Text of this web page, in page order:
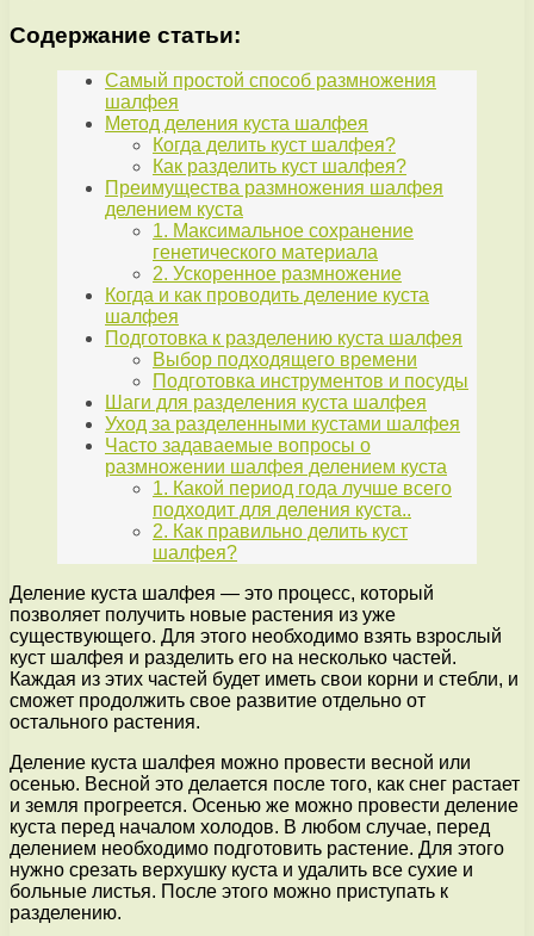
Содержание статьи:
Самый простой способ размножения
шалфея
Метод деления куста шалфея
Когда делить куст шалфея?
Как разделить куст шалфея?
Преимущества размножения шалфея
делением куста
1. Максимальное сохранение
генетического материала
2. Ускоренное размножение
Когда и как проводить деление куста
шалфея
Подготовка к разделению куста шалфея
Выбор подходящего времени
Подготовка инструментов и посуды
Шаги для разделения куста шалфея
Уход за разделенными кустами шалфея
Часто задаваемые вопросы о
размножении шалфея делением куста
1. Какой период года лучше всего
подходит для деления куста..
2. Как правильно делить куст
шалфея?
Деление куста шалфея — это процесс, который
позволяет получить новые растения из уже
существующего. Для этого необходимо взять взрослый
куст шалфея и разделить его на несколько частей.
Каждая из этих частей будет иметь свои корни и стебли, и
сможет продолжить свое развитие отдельно от
остального растения.
Деление куста шалфея можно провести весной или
осенью. Весной это делается после того, как снег растает
и земля прогреется. Осенью же можно провести деление
куста перед началом холодов. В любом случае, перед
делением необходимо подготовить растение. Для этого
нужно срезать верхушку куста и удалить все сухие и
больные листья. После этого можно приступать к
разделению.